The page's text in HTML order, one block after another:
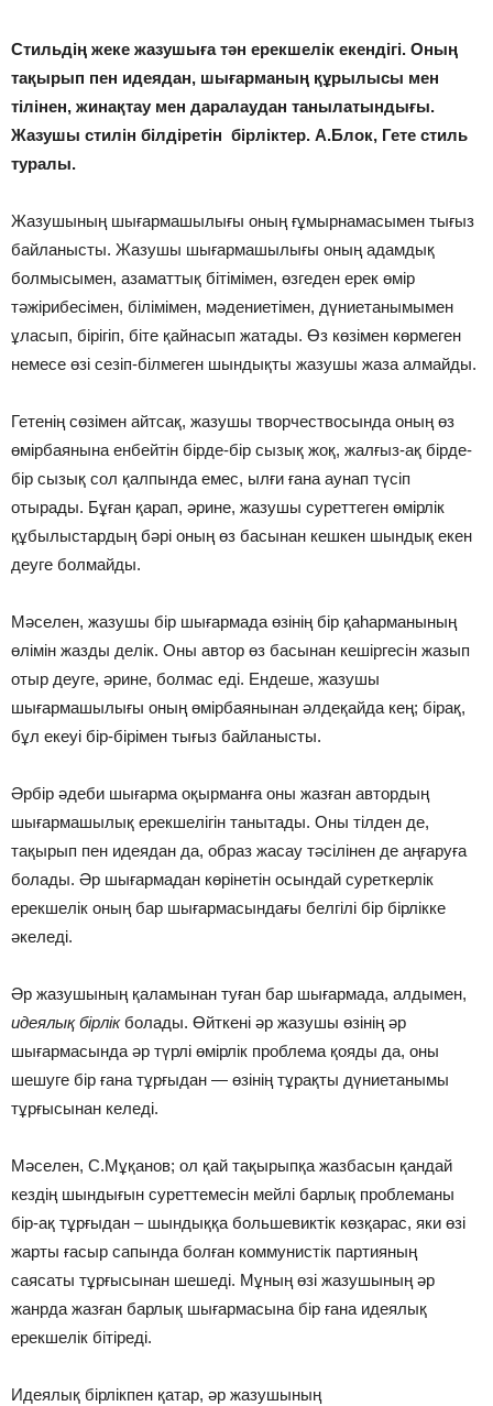
Стильдің жеке жазушыға тән ерекшелік екендігі. Оның
тақырып пен идеядан, шығарманың құрылысы мен
тілінен, жинақтау мен даралаудан танылатындығы.
Жазушы стилін білдіретін бірліктер. А.Блок, Гете стиль
туралы.
Жазушының шығармашылығы оның ғұмырнамасымен тығыз
байланысты. Жазушы шығармашылығы оның адамдық
болмысымен, азаматтық бітімімен, өзгеден ерек өмір
тәжірибесімен, білімімен, мәдениетімен, дүниетанымымен
ұласып, бірігіп, біте қайнасып жатады. Өз көзімен көрмеген
немесе өзі сезіп-білмеген шындықты жазушы жаза алмайды.
Гетенің сөзімен айтсақ, жазушы творчествосында оның өз
өмірбаянына енбейтін бірде-бір сызық жоқ, жалғыз-ақ бірде-
бір сызық сол қалпында емес, ылғи ғана аунап түсіп
отырады. Бұған қарап, әрине, жазушы суреттеген өмірлік
құбылыстардың бәрі оның өз басынан кешкен шындық екен
деуге болмайды.
Мәселен, жазушы бір шығармада өзінің бір қаһарманының
өлімін жазды делік. Оны автор өз басынан кешіргесін жазып
отыр деуге, әрине, болмас еді. Ендеше, жазушы
шығармашылығы оның өмірбаянынан әлдеқайда кең; бірақ,
бұл екеуі бір-бірімен тығыз байланысты.
Әрбір әдеби шығарма оқырманға оны жазған автордың
шығармашылық ерекшелігін танытады. Оны тілден де,
тақырып пен идеядан да, образ жасау тәсілінен де аңғаруға
болады. Әр шығармадан көрінетін осындай суреткерлік
ерекшелік оның бар шығармасындағы белгілі бір бірлікке
әкеледі.
Әр жазушының қаламынан туған бар шығармада, алдымен,
идеялық бірлікболады. Өйткені әр жазушы өзінің әр
шығармасында әр түрлі өмірлік проблема қояды да, оны
шешуге бір ғана тұрғыдан — өзінің тұрақты дүниетанымы
тұрғысынан келеді.
Мәселен, С.Мұқанов; ол қай тақырыпқа жазбасын қандай
кездің шындығын суреттемесін мейлі барлық проблеманы
бір-ақ тұрғыдан – шындыққа большевиктік көзқарас, яки өзі
жарты ғасыр сапында болған коммунистік партияның
саясаты тұрғысынан шешеді. Мұның өзі жазушының әр
жанрда жазған барлық шығармасына бір ғана идеялық
ерекшелік бітіреді.
Идеялық бірлікпен қатар, әр жазушының